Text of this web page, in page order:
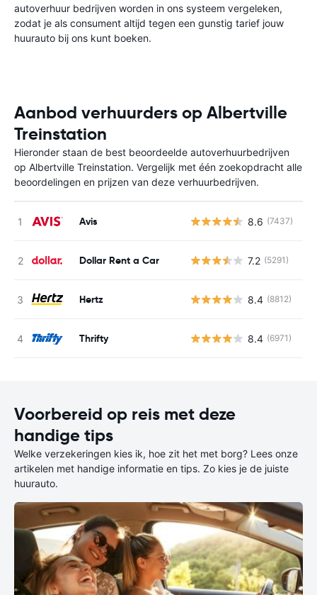
autoverhuur bedrijven worden in ons systeem vergeleken,
zodat je als consument altijd tegen een gunstig tarief jouw
huurauto bij ons kunt boeken.
Aanbod verhuurders op Albertville
Treinstation
Hieronder staan de best beoordeelde autoverhuurbedrijven
op Albertville Treinstation. Vergelijk met één zoekopdracht alle
beoordelingen en prijzen van deze verhuurbedrijven.
Avis 8.6 (7437)
Dollar Rent a Car 7.2 (5291)
Hertz 8.4 (8812)
Thrifty 8.4 (6971)
Voorbereid op reis met deze
handige tips
Welke verzekeringen kies ik, hoe zit het met borg? Lees onze
artikelen met handige informatie en tips. Zo kies je de juiste
huurauto.